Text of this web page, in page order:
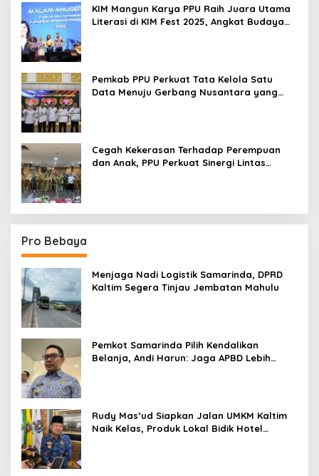
KIM Mangun Karya PPU Raih Juara Utama
Literasi di KIM Fest 2025, Angkat Budaya
Pemkab PPU Perkuat Tata Kelola Satu
Data Menuju Gerbang Nusantara yang
Cegah Kekerasan Terhadap Perempuan
dan Anak, PPU Perkuat Sinergi Lintas
Pro Bebaya
Menjaga Nadi Logistik Samarinda, DPRD
Kaltim Segera Tinjau Jembatan Mahulu
Pemkot Samarinda Pilih Kendalikan
Belanja, Andi Harun: Jaga APBD Lebih
Rudy Mas’ud Siapkan Jalan UMKM Kaltim
Naik Kelas, Produk Lokal Bidik Hotel